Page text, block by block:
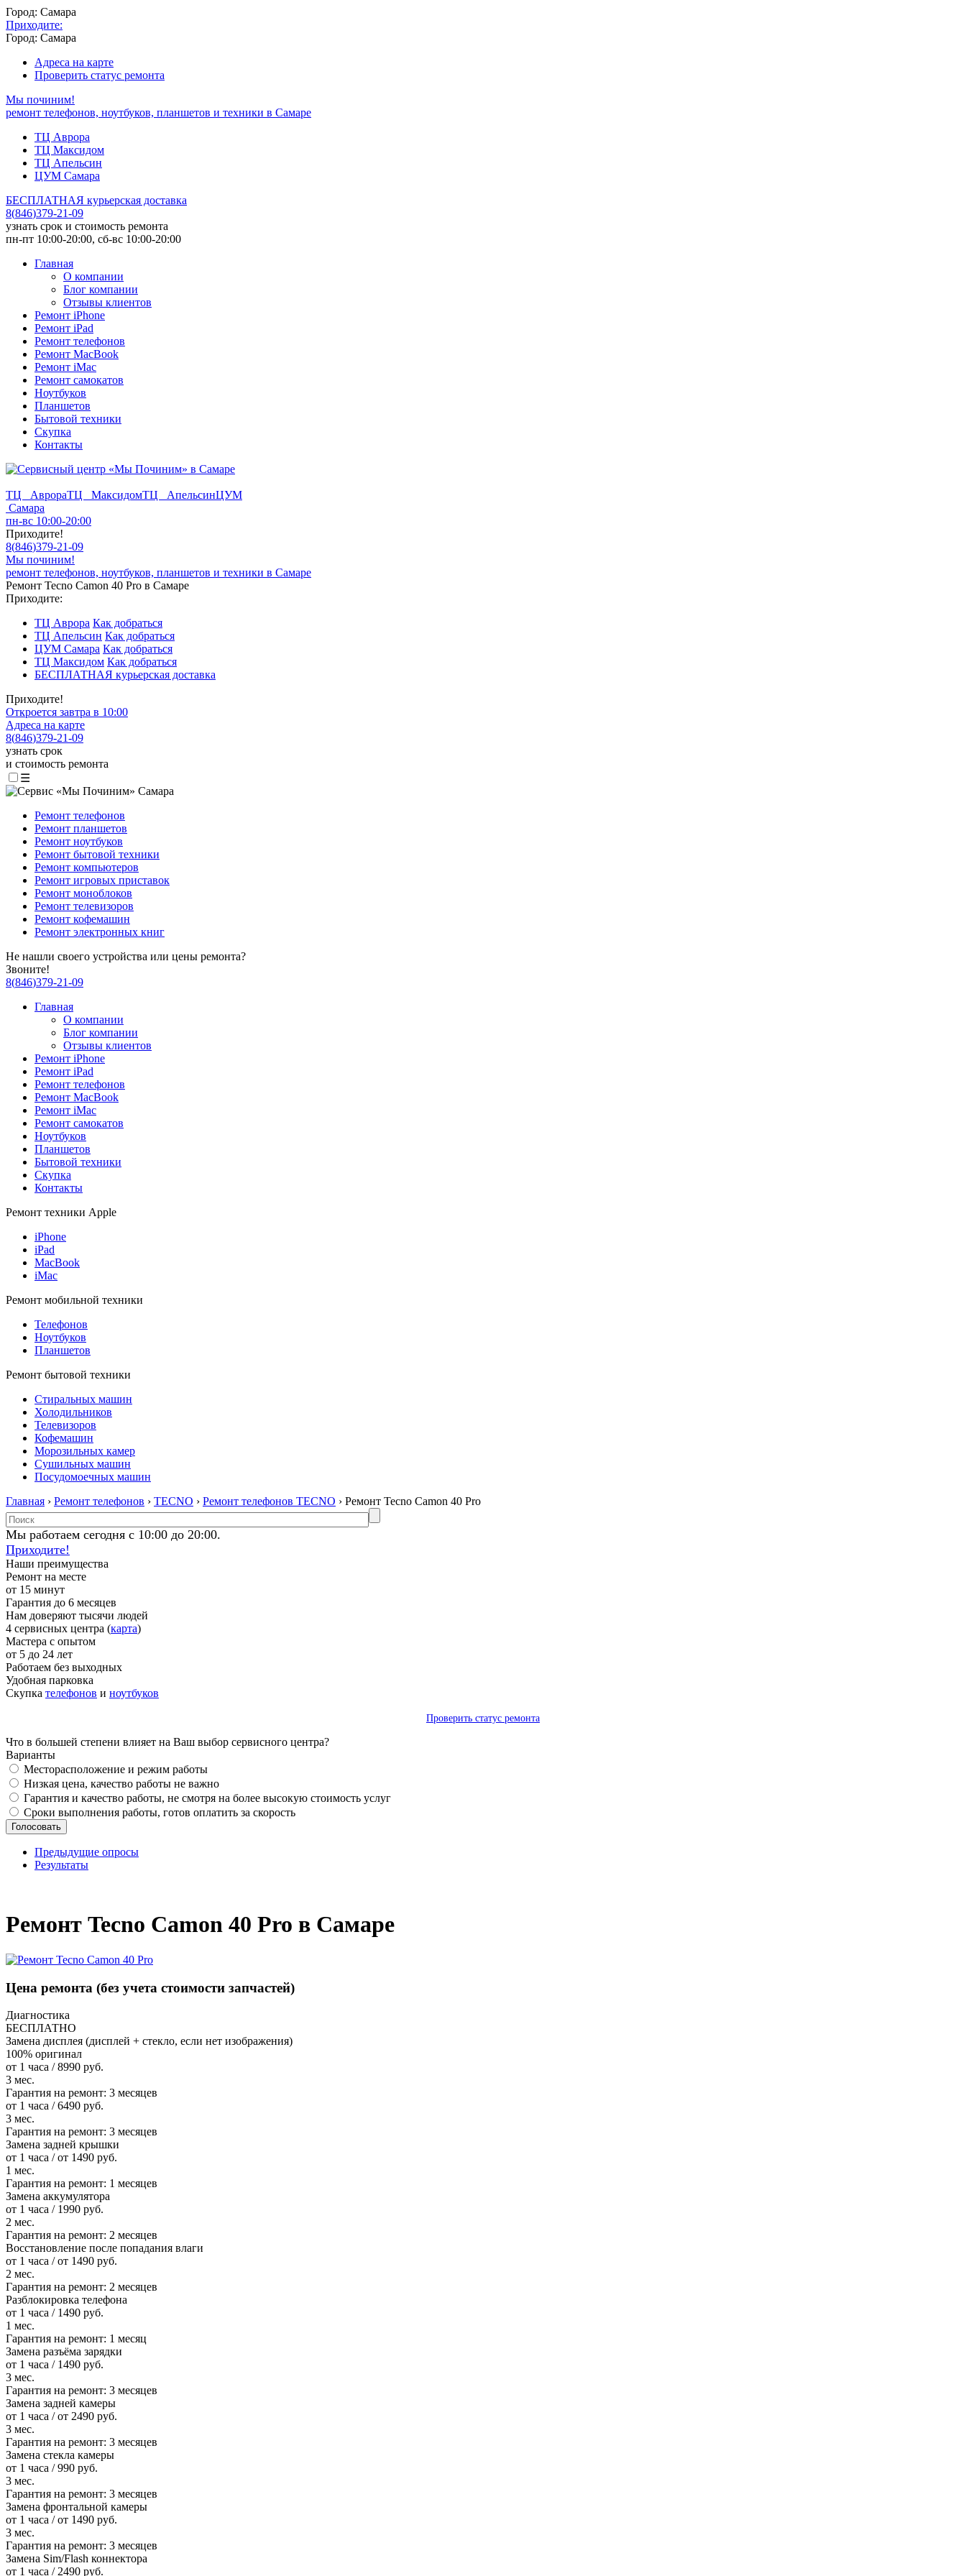
Город: Самара
Приходите:
Город: Самара
Адреса на карте
Проверить статус ремонта
Мы починим!
ремонт телефонов, ноутбуков, планшетов и техники в Самаре
ТЦ Аврора
ТЦ Максидом
ТЦ Апельсин
ЦУМ Самара
БЕСПЛАТНАЯ курьерская доставка
8(846)379-21-09
узнать срок и стоимость ремонта
пн-пт 10:00-20:00, сб-вс 10:00-20:00
Главная
О компании
Блог компании
Отзывы клиентов
Ремонт iPhone
Ремонт iPad
Ремонт телефонов
Ремонт MacBook
Ремонт iMac
Ремонт самокатов
Ноутбуков
Планшетов
Бытовой техники
Скупка
Контакты
ТЦ АврораТЦ МаксидомТЦ АпельсинЦУМ
Самара
пн-вс 10:00-20:00
Приходите!
8(846)379-21-09
Мы починим!
ремонт телефонов, ноутбуков, планшетов и техники в Самаре
Ремонт Tecno Camon 40 Pro в Самаре
Приходите:
ТЦ Аврора Как добраться
ТЦ Апельсин Как добраться
ЦУМ Самара Как добраться
ТЦ Максидом Как добраться
БЕСПЛАТНАЯ курьерская доставка
Приходите!
Откроется завтра в 10:00
Адреса на карте
8(846)379-21-09
узнать срок
и стоимость ремонта
☰
Ремонт телефонов
Ремонт планшетов
Ремонт ноутбуков
Ремонт бытовой техники
Ремонт компьютеров
Ремонт игровых приставок
Ремонт моноблоков
Ремонт телевизоров
Ремонт кофемашин
Ремонт электронных книг
Не нашли своего устройства или цены ремонта?
Звоните!
8(846)379-21-09
Главная
О компании
Блог компании
Отзывы клиентов
Ремонт iPhone
Ремонт iPad
Ремонт телефонов
Ремонт MacBook
Ремонт iMac
Ремонт самокатов
Ноутбуков
Планшетов
Бытовой техники
Скупка
Контакты
Ремонт техники Apple
iPhone
iPad
MacBook
iMac
Ремонт мобильной техники
Телефонов
Ноутбуков
Планшетов
Ремонт бытовой техники
Стиральных машин
Холодильников
Телевизоров
Кофемашин
Морозильных камер
Сушильных машин
Посудомоечных машин
Главная › Ремонт телефонов › TECNO › Ремонт телефонов TECNO › Ремонт Tecno Camon 40 Pro
Мы работаем сегодня с 10:00 до 20:00.
Приходите!
Наши преимущества
Ремонт на месте
от 15 минут
Гарантия до 6 месяцев
Нам доверяют тысячи людей
4 сервисных центра (карта)
Мастера с опытом
от 5 до 24 лет
Работаем без выходных
Удобная парковка
Скупка телефонов и ноутбуков
Проверить статус ремонта
Что в большей степени влияет на Ваш выбор сервисного центра?
Варианты
Месторасположение и режим работы
Низкая цена, качество работы не важно
Гарантия и качество работы, не смотря на более высокую стоимость услуг
Сроки выполнения работы, готов оплатить за скорость
Предыдущие опросы
Результаты
Ремонт Tecno Camon 40 Pro в Самаре
Цена ремонта (без учета стоимости запчастей)
Диагностика
БЕСПЛАТНО
Замена дисплея (дисплей + стекло, если нет изображения)
100% оригинал
от 1 часа / 8990 руб.
3 мес.
Гарантия на ремонт: 3 месяцев
от 1 часа / 6490 руб.
3 мес.
Гарантия на ремонт: 3 месяцев
Замена задней крышки
от 1 часа / от 1490 руб.
1 мес.
Гарантия на ремонт: 1 месяцев
Замена аккумулятора
от 1 часа / 1990 руб.
2 мес.
Гарантия на ремонт: 2 месяцев
Восстановление после попадания влаги
от 1 часа / от 1490 руб.
2 мес.
Гарантия на ремонт: 2 месяцев
Разблокировка телефона
от 1 часа / 1490 руб.
1 мес.
Гарантия на ремонт: 1 месяц
Замена разъёма зарядки
от 1 часа / 1490 руб.
3 мес.
Гарантия на ремонт: 3 месяцев
Замена задней камеры
от 1 часа / от 2490 руб.
3 мес.
Гарантия на ремонт: 3 месяцев
Замена стекла камеры
от 1 часа / 990 руб.
3 мес.
Гарантия на ремонт: 3 месяцев
Замена фронтальной камеры
от 1 часа / от 1490 руб.
3 мес.
Гарантия на ремонт: 3 месяцев
Замена Sim/Flash коннектора
от 1 часа / 2490 руб.